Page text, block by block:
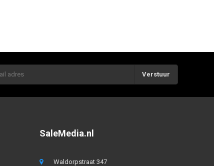
Verstuur
SaleMedia.nl
Waldorpstraat 347